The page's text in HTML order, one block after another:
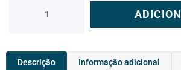
Descrição Informação adicional